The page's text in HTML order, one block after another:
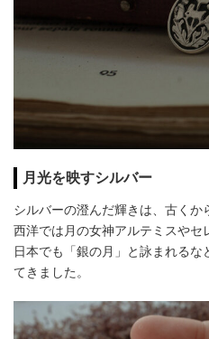
月光を映すシルバー
シルバーの澄んだ輝きは、古くか
西洋では月の女神アルテミスやセ
日本でも「銀の月」と詠まれる
てきました。